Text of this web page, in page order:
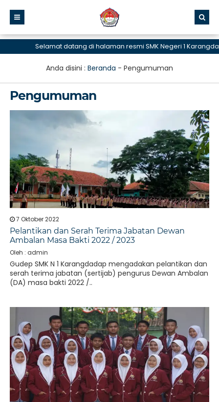
Selamat datang di halaman resmi SMK Negeri 1
Anda disini : Beranda - Pengumuman
Pengumuman
7 Oktober 2022
Pelantikan dan Serah Terima Jabatan Dewan
Ambalan Masa Bakti 2022 / 2023
Oleh : admin
Gudep SMK N 1 Karangdadap mengadakan pelantikan dan
serah terima jabatan (sertijab) pengurus Dewan Ambalan
(DA) masa bakti 2022 /..